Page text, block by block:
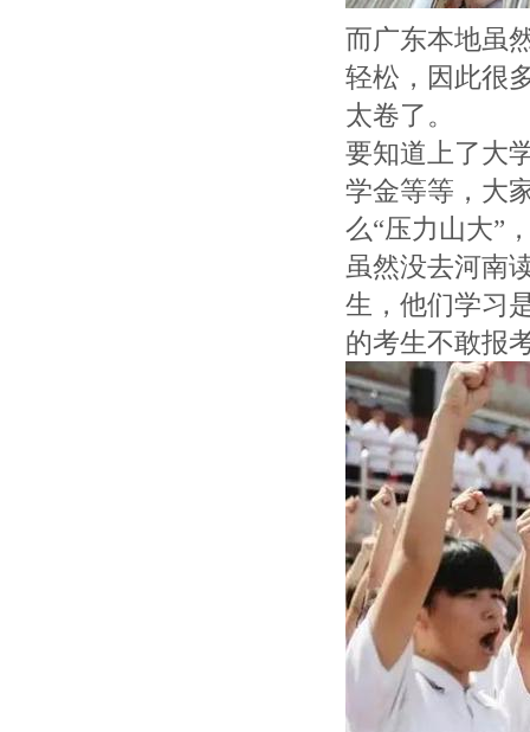
而广东本地虽
轻松，因此很
太卷了。
要知道上了大
学金等等，大
么“压力山大”
虽然没去河南
生，他们学习
的考生不敢报